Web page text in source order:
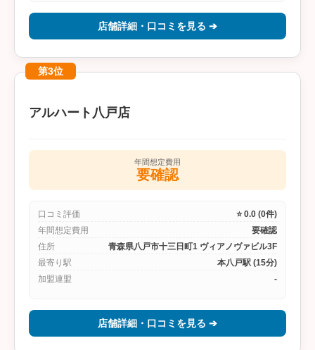
店舗詳細・口コミを見る ➔
第3位
アルハート八戸店
年間想定費用
要確認
口コミ評価
⭐ 0.0 (0件)
年間想定費用
要確認
住所
青森県八戸市十三日町1 ヴィアノヴァビル3F
最寄り駅
本八戸駅 (15分)
加盟連盟
-
店舗詳細・口コミを見る ➔